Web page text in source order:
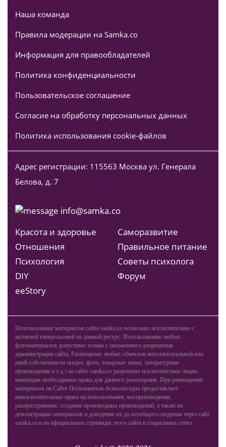
Наша команда
Правила модерации на Samka.co
Информация для правообладателей
Политика конфиденциальности
Пользовательское соглашение
Согласие на обработку персональных данных
Политика использования cookie-файлов
Адрес регистрации: 115563 Москва ул. Генерала
Белова, д. 7
info@samka.co
Красота и здоровье
Отношения
Психология
DIY
ееStory
Саморазвитие
Правильное питание
Советы психолога
Форум
Использование материалов сайта samka.co возможно исключительно с
активной гиперссылкой на данный ресурс. Использование любых
фотоматериалов допустимо только с письменного разрешения
администрации сайта. Размещение любых объектов интеллектуальной или
иной собственности (видео, фото, товарные знаки, литературные
произведения и т.д.) на сайте samka.co разрешено исключительно лицам,
имеющим необходимые права для данного размещения. При размещении
материалов на Сайте Пользователь безвозмездно предоставляет
неисключительные права на использование, воспроизведение,
распространение, создание производных произведений, а также на
демонстрацию материалов и доведение их до всеобщего сведения через сайт
samka.co и на официальных страницах этого сайта в социальных сетях.